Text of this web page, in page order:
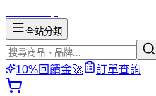
全站分類
10%回饋金🚀 訂單查詢